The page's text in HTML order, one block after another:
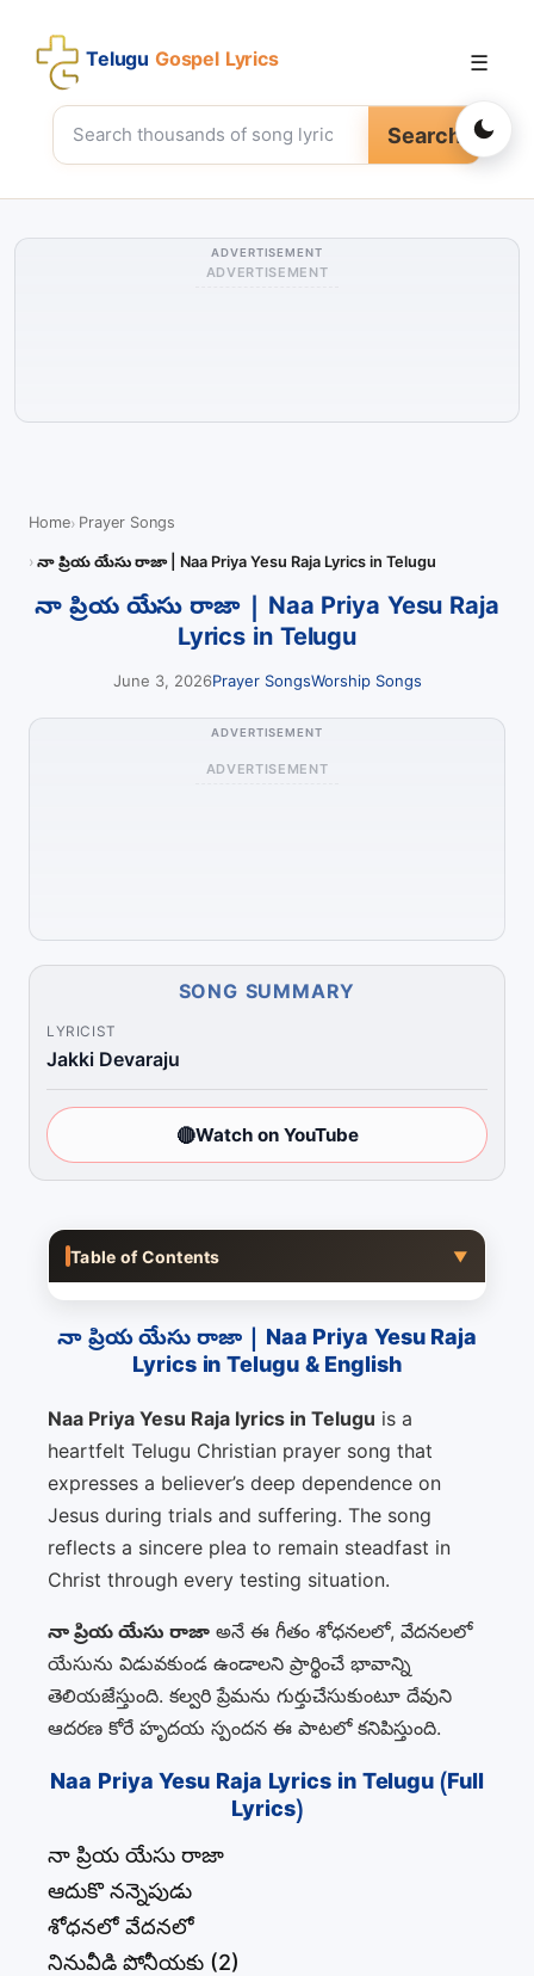
Telugu Gospel Lyrics
Search
☰
ADVERTISEMENT
ADVERTISEMENT
Home Prayer Songs
నా ప్రియ యేసు రాజా | Naa Priya Yesu Raja Lyrics in Telugu
నా ప్రియ యేసు రాజా | Naa Priya Yesu Raja
Lyrics in Telugu
June 3, 2026Prayer SongsWorship Songs
ADVERTISEMENT
ADVERTISEMENT
SONG SUMMARY
LYRICIST
Jakki Devaraju
🔴Watch on YouTube
Table of Contents ▼
నా ప్రియ యేసు రాజా | Naa Priya Yesu Raja
Lyrics in Telugu & English
Naa Priya Yesu Raja lyrics in Telugu is a
heartfelt Telugu Christian prayer song that
expresses a believer’s deep dependence on
Jesus during trials and suffering. The song
reflects a sincere plea to remain steadfast in
Christ through every testing situation.
నా ప్రియ యేసు రాజా అనే ఈ గీతం శోధనలలో, వేదనలలో
యేసును విడువకుండ ఉండాలని ప్రార్థించే భావాన్ని
తెలియజేస్తుంది. కల్వరి ప్రేమను గుర్తుచేసుకుంటూ దేవుని
ఆదరణ కోరే హృదయ స్పందన ఈ పాటలో కనిపిస్తుంది.
Naa Priya Yesu Raja Lyrics in Telugu (Full
Lyrics)
నా ప్రియ యేసు రాజా
ఆదుకొ నన్నెపుడు
శోధనలో వేదనలో
నినువీడి పోనీయకు (2)